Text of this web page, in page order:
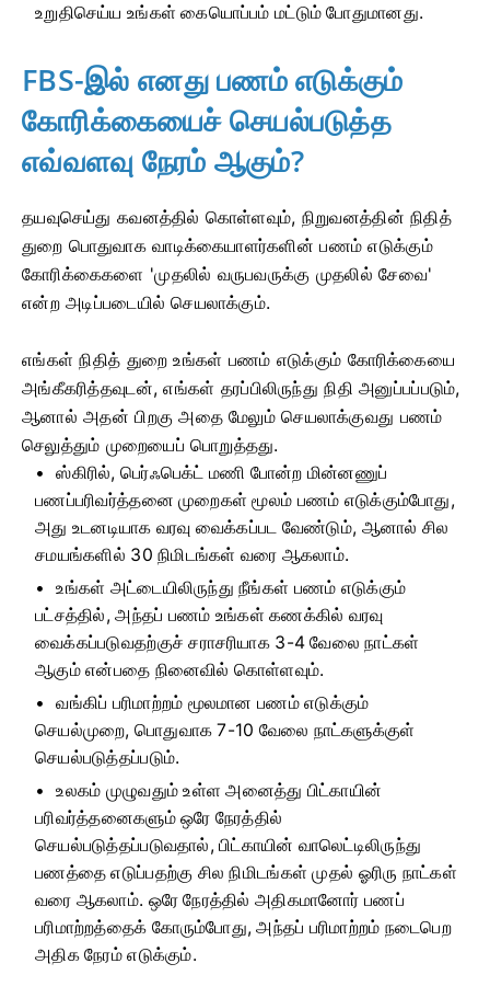
உறுதிசெய்ய உங்கள் கையொப்பம் மட்டும் போதுமானது.
FBS-இல் எனது பணம் எடுக்கும்
கோரிக்கையைச் செயல்படுத்த
எவ்வளவு நேரம் ஆகும்?
தயவுசெய்து கவனத்தில் கொள்ளவும், நிறுவனத்தின் நிதித்
துறை பொதுவாக வாடிக்கையாளர்களின் பணம் எடுக்கும்
கோரிக்கைகளை 'முதலில் வருபவருக்கு முதலில் சேவை'
என்ற அடிப்படையில் செயலாக்கும்.
எங்கள் நிதித் துறை உங்கள் பணம் எடுக்கும் கோரிக்கையை
அங்கீகரித்தவுடன், எங்கள் தரப்பிலிருந்து நிதி அனுப்பப்படும்,
ஆனால் அதன் பிறகு அதை மேலும் செயலாக்குவது பணம்
செலுத்தும் முறையைப் பொறுத்தது.
ஸ்கிரில், பெர்ஃபெக்ட் மணி போன்ற மின்னணுப்
பணப்பரிவர்த்தனை முறைகள் மூலம் பணம் எடுக்கும்போது, ​​
அது உடனடியாக வரவு வைக்கப்பட வேண்டும், ஆனால் சில
சமயங்களில் 30 நிமிடங்கள் வரை ஆகலாம்.
உங்கள் அட்டையிலிருந்து நீங்கள் பணம் எடுக்கும்
பட்சத்தில், அந்தப் பணம் உங்கள் கணக்கில் வரவு
வைக்கப்படுவதற்குச் சராசரியாக 3-4 வேலை நாட்கள்
ஆகும் என்பதை நினைவில் கொள்ளவும்.
வங்கிப் பரிமாற்றம் மூலமான பணம் எடுக்கும்
செயல்முறை, பொதுவாக 7-10 வேலை நாட்களுக்குள்
செயல்படுத்தப்படும்.
உலகம் முழுவதும் உள்ள அனைத்து பிட்காயின்
பரிவர்த்தனைகளும் ஒரே நேரத்தில்
செயல்படுத்தப்படுவதால், பிட்காயின் வாலெட்டிலிருந்து
பணத்தை எடுப்பதற்கு சில நிமிடங்கள் முதல் ஓரிரு நாட்கள்
வரை ஆகலாம். ஒரே நேரத்தில் அதிகமானோர் பணப்
பரிமாற்றத்தைக் கோரும்போது, ​​அந்தப் பரிமாற்றம் நடைபெற
அதிக நேரம் எடுக்கும்.